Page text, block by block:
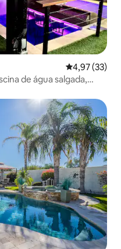
4,97 de uma
4,97 (33)
de água salgada,
hóspedes